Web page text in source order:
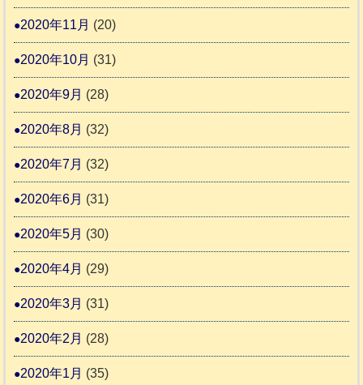
2020年11月 (20)
2020年10月 (31)
2020年9月 (28)
2020年8月 (32)
2020年7月 (32)
2020年6月 (31)
2020年5月 (30)
2020年4月 (29)
2020年3月 (31)
2020年2月 (28)
2020年1月 (35)